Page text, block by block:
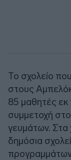
Το σχολείο
στους
85 μαθητές
συμμετοχή
γευμάτων. Στα
δημόσια